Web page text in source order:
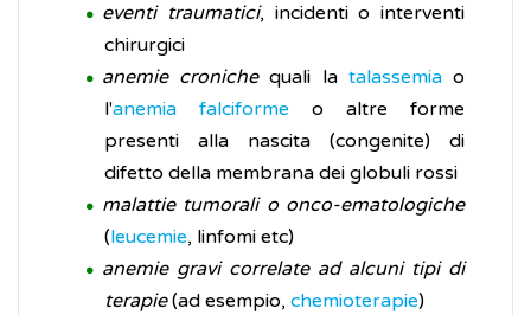
eventi traumatici, incidenti o interventi
chirurgici
anemie cronichequali la talassemiao
l'anemia falciforme o altre forme
presenti alla nascita (congenite) di
difetto della membrana dei globuli rossi
malattie tumorali o onco-ematologiche
(leucemie, linfomi etc)
anemie gravi correlate ad alcuni tipi di
terapie(ad esempio, chemioterapie)